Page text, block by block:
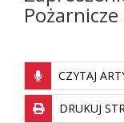
Pożarnicze
CZYTAJ
DRUKUJ